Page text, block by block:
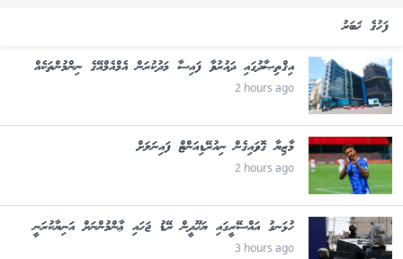
ފަހުގެ ޚަބަރު
އިޤްތިޞާދުގައި ދައުރުވާ ފައިސާ މަދުކުރަން އެމްއެމްއޭގެ ނިންމުންތަކެއް
2 hours ago
މާޒިޔާ ގޮވައިގެން ނިއުރޭޑިއަންޓް ފައިނަލަށް
2 hours ago
ހުޅަނގު އައްސޭރީގައި ޔަހޫދީން ރޭޑު ޖަހައި ޢާންމުންނަށް އަނިޔާކުރަނީ
3 hours ago